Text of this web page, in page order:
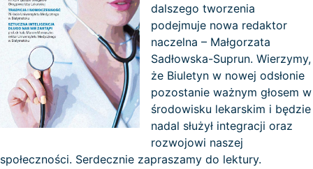
dalszego tworzenia
podejmuje nowa redaktor
naczelna – Małgorzata
Sadłowska-Suprun. Wierzymy,
że Biuletyn w nowej odsłonie
pozostanie ważnym głosem w
środowisku lekarskim i będzie
nadal służył integracji oraz
rozwojowi naszej
społeczności. Serdecznie zapraszamy do lektury.